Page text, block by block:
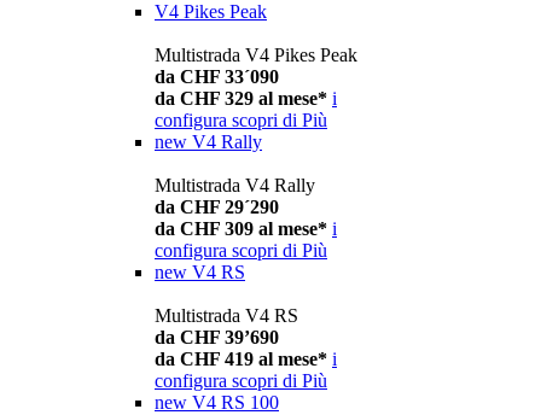
V4 Pikes Peak
Multistrada V4 Pikes Peak
da CHF 33´090
da CHF 329 al mese* i
configura scopri di Più
new V4 Rally
Multistrada V4 Rally
da CHF 29´290
da CHF 309 al mese* i
configura scopri di Più
new V4 RS
Multistrada V4 RS
da CHF 39’690
da CHF 419 al mese* i
configura scopri di Più
new V4 RS 100